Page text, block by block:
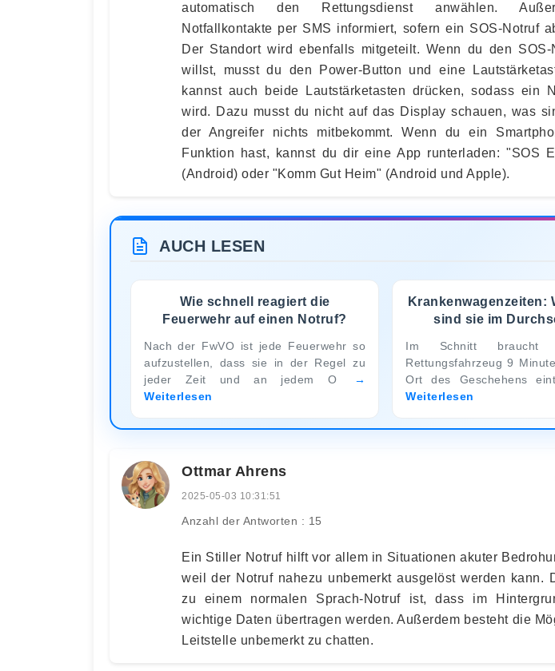
automatisch den Rettungsdienst anwählen.
Notfallkontakte per SMS informiert, sofern ein SOS-Notruf
Der Standort wird ebenfalls mitgeteilt. Wenn du den SOS-
willst, musst du den Power-Button und eine
kannst auch beide Lautstärketasten drücken, sodass ein
wird. Dazu musst du nicht auf das Display schauen, was
der Angreifer nichts mitbekommt. Wenn du ein
Funktion hast, kannst du dir eine App runterladen: "SOS
(Android) oder "Komm Gut Heim" (Android und Apple).
AUCH LESEN
Wie schnell reagiert die
Feuerwehr auf einen Notruf?
Nach der FwVO ist jede Feuerwehr so
aufzustellen, dass sie in der Regel zu
jeder Zeit und an jedem O
Weiterlesen
Krankenwagenzeiten:
sind sie im
Im Schnitt braucht
Rettungsfahrzeug 9
Ort des Geschehens
Weiterlesen
Ottmar Ahrens
2025-05-03 10:31:51
Anzahl der Antworten : 15
Ein Stiller Notruf hilft vor allem in Situationen akuter
weil der Notruf nahezu unbemerkt ausgelöst werden kann.
zu einem normalen Sprach-Notruf ist, dass im
wichtige Daten übertragen werden. Außerdem besteht die
Leitstelle unbemerkt zu chatten.